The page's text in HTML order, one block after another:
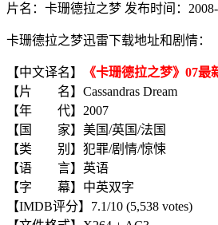
片名：卡珊德拉之梦 发布时间：
卡珊德拉之梦迅雷下载地址和剧情：
【中文译名】
《卡珊德拉之梦》07
【片 名】Cassandras Dream
【年 代】2007
【国 家】美国/英国/法国
【类 别】犯罪/剧情/惊悚
【语 言】英语
【字 幕】中英双字
【IMDB评分】7.1/10 (5,538 votes)